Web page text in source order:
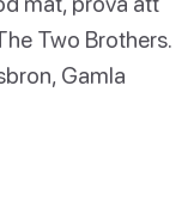
Two Brothers.
Gamla